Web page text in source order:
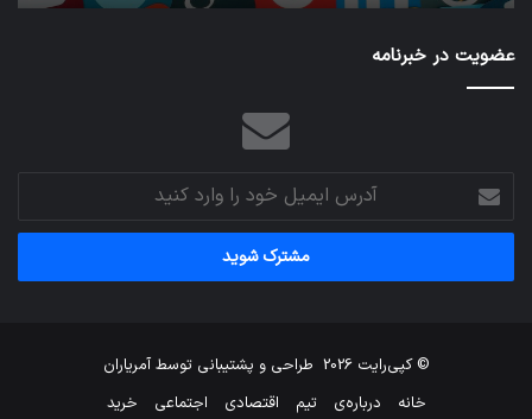
عضویت در خبرنامه
آدرس
ایمیل
خود
وارد
© کپی‌رایت 2026 طراحی و پشتیبانی توسطآمریاران
خانه
درباره‌ی تیم اقتصادی اجتماعی خرید